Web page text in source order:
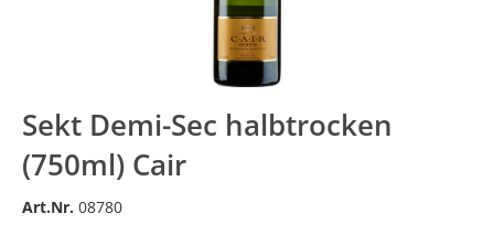
Sekt Demi-Sec halbtrocken
(750ml) Cair
Art.Nr. 08780